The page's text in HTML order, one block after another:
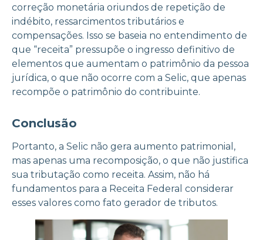
correção monetária oriundos de repetição de
indébito, ressarcimentos tributários e
compensações. Isso se baseia no entendimento de
que “receita” pressupõe o ingresso definitivo de
elementos que aumentam o patrimônio da pessoa
jurídica, o que não ocorre com a Selic, que apenas
recompõe o patrimônio do contribuinte.
Conclusão
Portanto, a Selic não gera aumento patrimonial,
mas apenas uma recomposição, o que não justifica
sua tributação como receita. Assim, não há
fundamentos para a Receita Federal considerar
esses valores como fato gerador de tributos.